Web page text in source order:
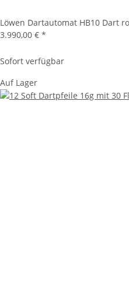
Löwen Dartautomat HB10 Dart
3.990,00 € *
Sofort verfügbar
Auf Lager